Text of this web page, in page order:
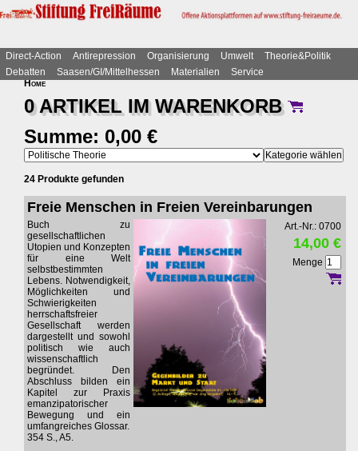
Direct-Action Antirepression Organisierung Umwelt
Theorie&Politik
Debatten
Saasen/GI/Mittelhessen Materialien
Service
Home
0 ARTIKEL IMWARENKORB
Summe: 0,00 €
24 Produkte gefunden
Freie Menschen in Freien Vereinbarungen
Buch zu
gesellschaftlichen
Utopien und Konzepten
für eine Welt
selbstbestimmten
Lebens. Notwendigkeit,
Möglichkeiten und
Schwierigkeiten
herrschaftsfreier
Gesellschaft werden
dargestellt und sowohl
politisch wie auch
wissenschaftlich
begründet. Den
Abschluss bilden ein
Kapitel zur Praxis
emanzipatorischer
Bewegung und ein
umfangreiches Glossar.
354 S., A5.
Art.-Nr.: 0700
14,00 €
Menge